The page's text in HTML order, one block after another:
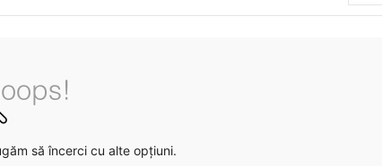
să încerci cu alte opțiuni.